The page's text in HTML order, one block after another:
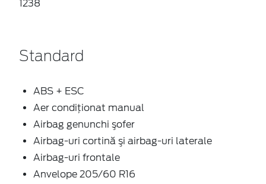
1238
Standard
ABS + ESC
Aer condiţionat manual
Airbag genunchi şofer
Airbag-uri cortină şi airbag-uri laterale
Airbag-uri frontale
Anvelope 205/60 R16